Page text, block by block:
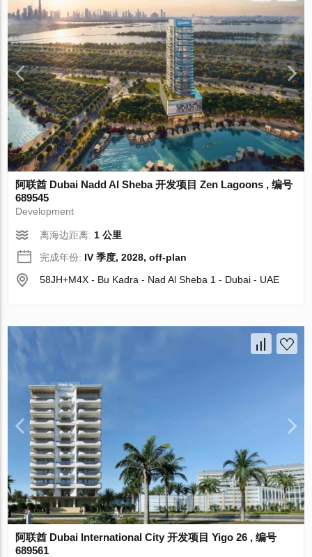
阿联酋 Dubai Nadd Al Sheba 开发项目 Zen Lagoons , 编号
689545
Development
离海边距离: 1 公里
完成年份: IV 季度, 2028, off-plan
58JH+M4X - Bu Kadra - Nad Al Sheba 1 - Dubai - UAE
阿联酋 Dubai International City 开发项目 Yigo 26 , 编号
689561